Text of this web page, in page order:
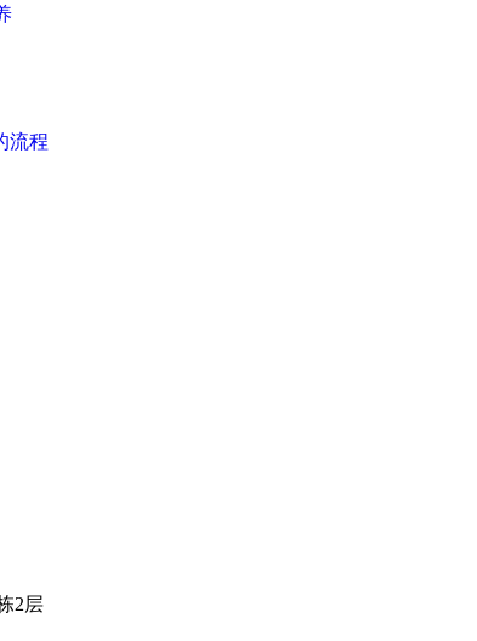
流程
2层